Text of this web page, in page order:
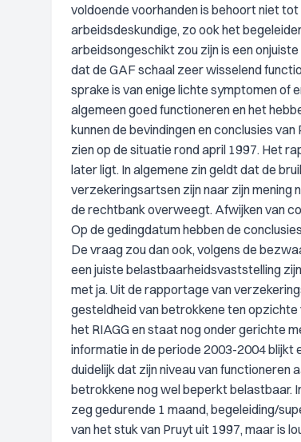
voldoende voorhanden is behoort niet
arbeidsdeskundige, zo ook het
arbeidsongeschikt zou zijn is een
dat de GAF schaal zeer wisselend
sprake is van enige lichte symptomen of
algemeen goed functioneren en het
kunnen de bevindingen en conclusies
zien op de situatie rond april 1997. Het
later ligt. In algemene zin geldt dat de
verzekeringsartsen zijn naar zijn mening
de rechtbank overweegt. Afwijken van
Op de gedingdatum hebben de
De vraag zou dan ook, volgens de
een juiste belastbaarheidsvaststelling
met ja. Uit de rapportage van
gesteldheid van betrokkene ten
het RIAGG en staat nog onder gerichte
informatie in de periode 2003-2004 blijkt
duidelijk dat zijn niveau van
betrokkene nog wel beperkt belastbaar.
zeg gedurende 1 maand, begeleiding/
van het stuk van Pruyt uit 1997, maar is